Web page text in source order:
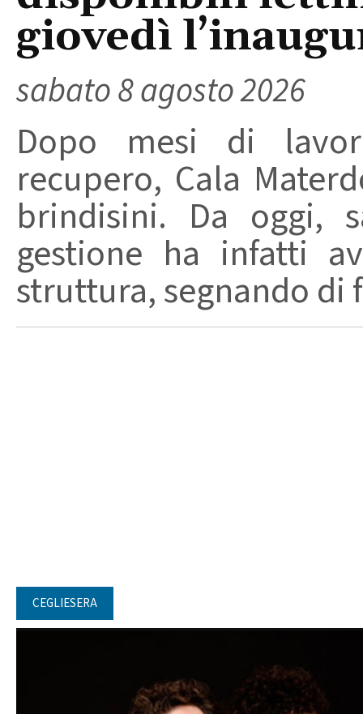
giovedì
sabato 8 agosto 2026
Dopo mesi di
recupero, Cala
brindisini. Da oggi,
gestione ha infatti
struttura, segnando di
CEGLIESERA